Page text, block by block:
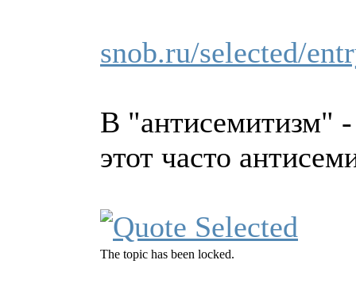
snob.ru/selected/
В "антисемитизм"
этот часто
The topic has been locked.